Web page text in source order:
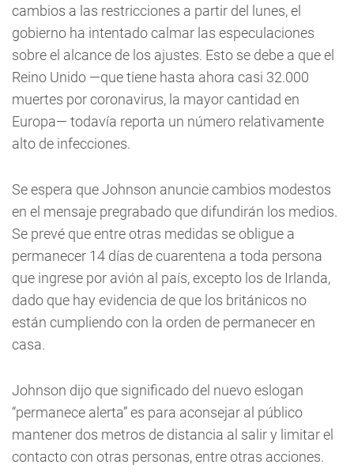
cambios a las restricciones a partir del lunes, el
gobierno ha intentado calmar las especulaciones
sobre el alcance de los ajustes. Esto se debe a que el
Reino Unido —que tiene hasta ahora casi 32.000
muertes por coronavirus, la mayor cantidad en
Europa— todavía reporta un número relativamente
alto de infecciones.
Se espera que Johnson anuncie cambios modestos
en el mensaje pregrabado que difundirán los medios.
Se prevé que entre otras medidas se obligue a
permanecer 14 días de cuarentena a toda persona
que ingrese por avión al país, excepto los de Irlanda,
dado que hay evidencia de que los británicos no
están cumpliendo con la orden de permanecer en
casa.
Johnson dijo que significado del nuevo eslogan
“permanece alerta” es para aconsejar al público
mantener dos metros de distancia al salir y limitar el
contacto con otras personas, entre otras acciones.